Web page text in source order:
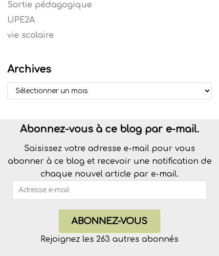
Sortie pédagogique
UPE2A
vie scolaire
Archives
Abonnez-vous à ce blog par e-mail.
Saisissez votre adresse e-mail pour vous
abonner à ce blog et recevoir une notification de
chaque nouvel article par e-mail.
ABONNEZ-VOUS
Rejoignez les 263 autres abonnés